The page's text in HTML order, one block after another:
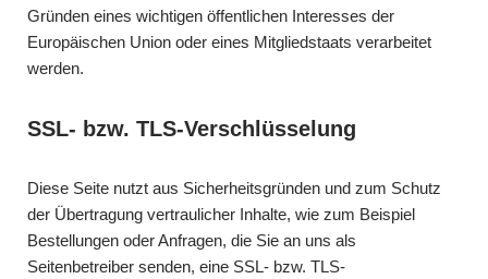
Gründen eines wichtigen öffentlichen Interesses der
Europäischen Union oder eines Mitgliedstaats verarbeitet
werden.
SSL- bzw. TLS-Verschlüsselung
Diese Seite nutzt aus Sicherheitsgründen und zum Schutz
der Übertragung vertraulicher Inhalte, wie zum Beispiel
Bestellungen oder Anfragen, die Sie an uns als
Seitenbetreiber senden, eine SSL- bzw. TLS-